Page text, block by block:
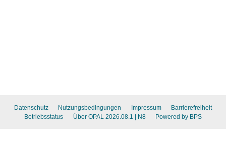
Datenschutz Nutzungsbedingungen Impressum
Barrierefreiheit
Betriebsstatus
Über OPAL 2026.08.1 | N8 Powered by BPS